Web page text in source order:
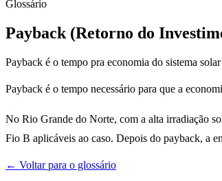
Glossário
Payback (Retorno do
Payback é o tempo pra economia do sistema
Payback é o tempo necessário para que a
No Rio Grande do Norte, com a alta irradiação
Fio B aplicáveis ao caso. Depois do payback, a
← Voltar para o glossário